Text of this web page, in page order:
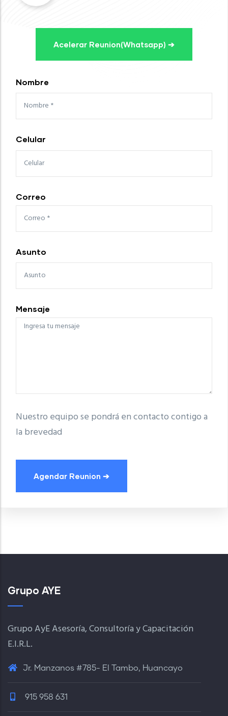
Acelerar Reunion(Whatsapp) ➔
Nombre
Celular
Correo
Asunto
Mensaje
Nuestro equipo se pondrá en contacto contigo a
la brevedad
Grupo AYE
Grupo AyE Asesoría, Consultoría y Capacitación
E.I.R.L.
Jr. Manzanos #785- El Tambo, Huancayo
915 958 631